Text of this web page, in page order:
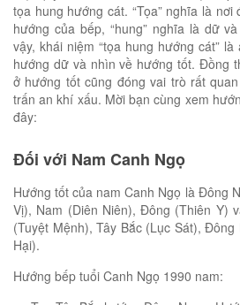
tọa hung hướng cát. “Tọa” nghĩa là nơi
hướng của bếp, “hung” nghĩa là dữ
vậy, khái niệm “tọa hung hướng cát”
hướng dữ và nhìn về hướng tốt. Đồng
ở hướng tốt cũng đóng vai trò rất
trấn an khí xấu. Mời bạn cùng xem
đây:
Đối với Nam Canh Ngọ
Hướng tốt của nam Canh Ngọ là Đông
Vị), Nam (Diên Niên), Đông (Thiên Y)
(Tuyệt Mệnh), Tây Bắc (Lục Sát),
Hại).
Hướng bếp tuổi Canh Ngọ 1990 nam: